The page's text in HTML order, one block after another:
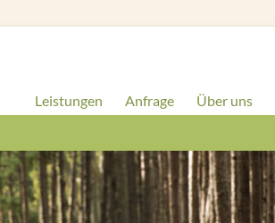
Leistungen Anfrage Über uns